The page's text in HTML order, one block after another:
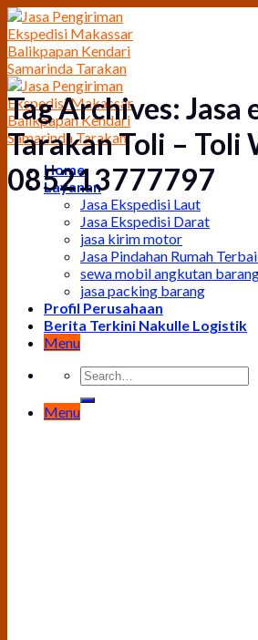
Skip
to
content
Home
Layanan
Jasa Ekspedisi Laut
Jasa Ekspedisi Darat
jasa kirim motor
Jasa Pindahan Rumah
sewa mobil angkutan
jasa packing barang
Profil Perusahaan
Berita Terkini Nakulle Logistik
Menu
Menu
Tag Archives: Jasa
Tarakan Toli – Toli
085213777797